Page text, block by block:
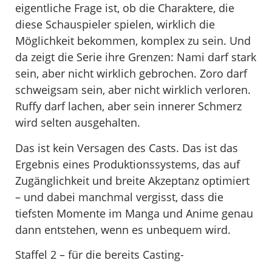
eigentliche Frage ist, ob die Charaktere, die
diese Schauspieler spielen, wirklich die
Möglichkeit bekommen, komplex zu sein. Und
da zeigt die Serie ihre Grenzen: Nami darf stark
sein, aber nicht wirklich gebrochen. Zoro darf
schweigsam sein, aber nicht wirklich verloren.
Ruffy darf lachen, aber sein innerer Schmerz
wird selten ausgehalten.
Das ist kein Versagen des Casts. Das ist das
Ergebnis eines Produktionssystems, das auf
Zugänglichkeit und breite Akzeptanz optimiert
– und dabei manchmal vergisst, dass die
tiefsten Momente im Manga und Anime genau
dann entstehen, wenn es unbequem wird.
Staffel 2 – für die bereits Casting-